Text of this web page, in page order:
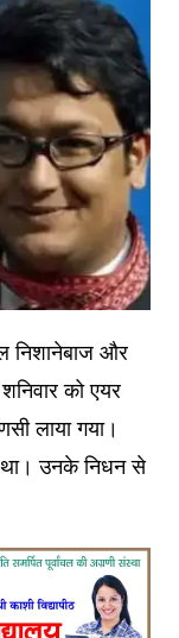
निशानेबाज और
को एयर
लाया गया।
था। उनके निधन से